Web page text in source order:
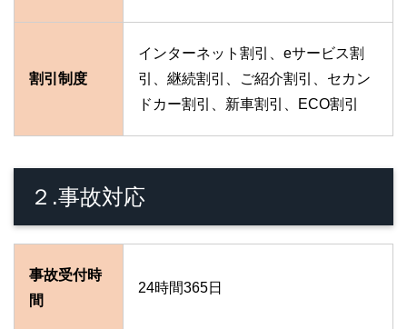
割引制度
インターネット割引、eサービス割
引、継続割引、ご紹介割引、セカン
ドカー割引、新車割引、ECO割引
２.事故対応
事故受付時
間
24時間365日